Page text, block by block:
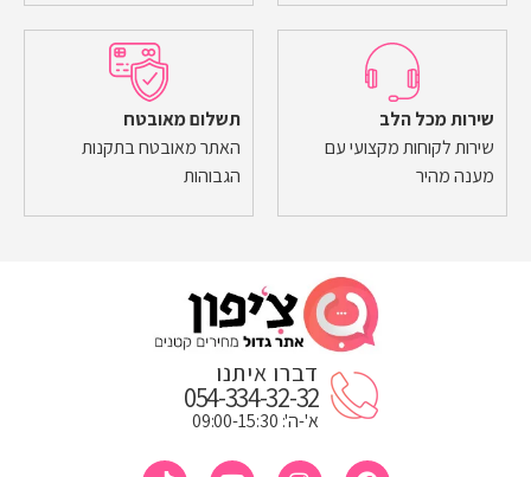
שירות מכל הלב
שירות לקוחות מקצועי עם
מענה מהיר
תשלום מאובטח
האתר מאובטח בתקנות
הגבוהות
דברו איתנו
054-334-32-32
א'-ה': 09:00-15:30